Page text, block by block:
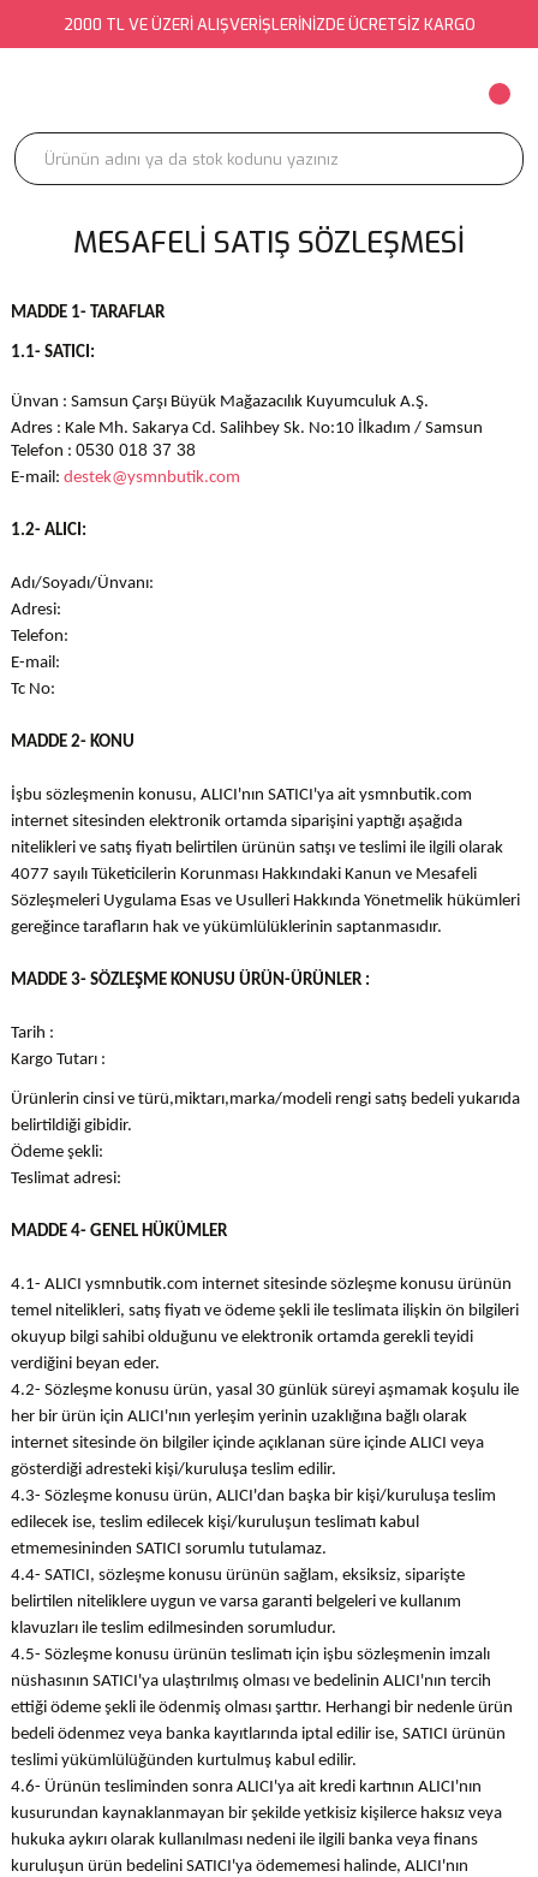
2000 TL VE ÜZERİ ALIŞVERİŞLERİNİZDE ÜCRETSİZ KARGO
MESAFELI SATIŞ SÖZLEŞMESI
MADDE 1- TARAFLAR
1.1- SATICI:
Ünvan : Samsun Çarşı Büyük Mağazacılık Kuyumculuk A.Ş.
Adres : Kale Mh. Sakarya Cd. Salihbey Sk. No:10 İlkadım / Samsun
Telefon : 0530 018 37 38
E-mail: destek@ysmnbutik.com
1.2- ALICI:
Adı/Soyadı/Ünvanı:
Adresi:
Telefon:
E-mail:
Tc No:
MADDE 2- KONU
İşbu sözleşmenin konusu, ALICI'nın SATICI'ya ait ysmnbutik.com
internet sitesinden elektronik ortamda siparişini yaptığı aşağıda
nitelikleri ve satış fiyatı belirtilen ürünün satışı ve teslimi ile ilgili olarak
4077 sayılı Tüketicilerin Korunması Hakkındaki Kanun ve Mesafeli
Sözleşmeleri Uygulama Esas ve Usulleri Hakkında Yönetmelik hükümleri
gereğince tarafların hak ve yükümlülüklerinin saptanmasıdır.
MADDE 3- SÖZLEŞME KONUSU ÜRÜN-ÜRÜNLER :
Tarih :
Kargo Tutarı :
Ürünlerin cinsi ve türü,miktarı,marka/modeli rengi satış bedeli yukarıda
belirtildiği gibidir.
Ödeme şekli:
Teslimat adresi:
MADDE 4- GENEL HÜKÜMLER
4.1- ALICI ysmnbutik.com internet sitesinde sözleşme konusu ürünün
temel nitelikleri, satış fiyatı ve ödeme şekli ile teslimata ilişkin ön bilgileri
okuyup bilgi sahibi olduğunu ve elektronik ortamda gerekli teyidi
verdiğini beyan eder.
4.2- Sözleşme konusu ürün, yasal 30 günlük süreyi aşmamak koşulu ile
her bir ürün için ALICI'nın yerleşim yerinin uzaklığına bağlı olarak
internet sitesinde ön bilgiler içinde açıklanan süre içinde ALICI veya
gösterdiği adresteki kişi/kuruluşa teslim edilir.
4.3- Sözleşme konusu ürün, ALICI'dan başka bir kişi/kuruluşa teslim
edilecek ise, teslim edilecek kişi/kuruluşun teslimatı kabul
etmemesininden SATICI sorumlu tutulamaz.
4.4- SATICI, sözleşme konusu ürünün sağlam, eksiksiz, siparişte
belirtilen niteliklere uygun ve varsa garanti belgeleri ve kullanım
klavuzları ile teslim edilmesinden sorumludur.
4.5- Sözleşme konusu ürünün teslimatı için işbu sözleşmenin imzalı
nüshasının SATICI'ya ulaştırılmış olması ve bedelinin ALICI'nın tercih
ettiği ödeme şekli ile ödenmiş olması şarttır. Herhangi bir nedenle ürün
bedeli ödenmez veya banka kayıtlarında iptal edilir ise, SATICI ürünün
teslimi yükümlülüğünden kurtulmuş kabul edilir.
4.6- Ürünün tesliminden sonra ALICI'ya ait kredi kartının ALICI'nın
kusurundan kaynaklanmayan bir şekilde yetkisiz kişilerce haksız veya
hukuka aykırı olarak kullanılması nedeni ile ilgili banka veya finans
kuruluşun ürün bedelini SATICI'ya ödememesi halinde, ALICI'nın